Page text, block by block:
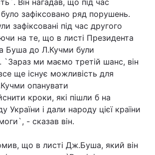
Статті
Думки
Вакансії
Він нагадав, що під час
зафіксовано ряд порушень.
зафіксовані під час другого
на те, що в листі Президента
до Л.Кучми були
`Зараз ми маємо третій шанс, він
ще існує можливість для
опанувати
кроки, які пішли б на
України і дали народу цієї країни
- сказав він.
що в листі Дж.Буша, який він